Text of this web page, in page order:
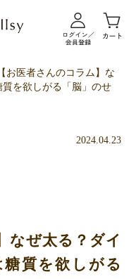
【お医者さんのコラム】な
を欲しがる「脳」のせ
2024.04.23
なぜ太る？ダイ
質を欲しがる